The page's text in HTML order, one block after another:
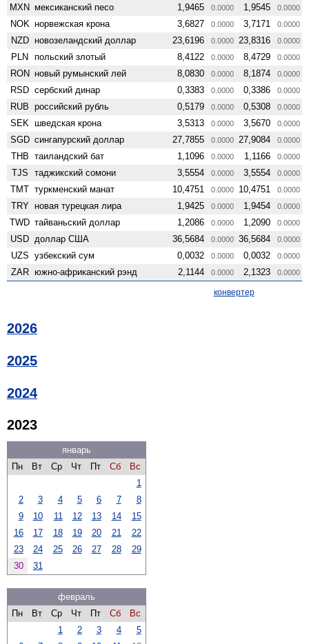
MXN мексиканский песо 1,9465 0.0000 1,9545 0.0000
NOK норвежская крона 3,6827 0.0000 3,7171 0.0000
NZD ново­зеландский доллар 23,6196 0.0000 23,8316 0.0000
PLN польский злотый 8,4122 0.0000 8,4729 0.0000
RON новый румынский лей 8,0830 0.0000 8,1874 0.0000
RSD сербский динар 0,3383 0.0000 0,3386 0.0000
RUB российский рубль 0,5179 0.0000 0,5308 0.0000
SEK шведская крона 3,5313 0.0000 3,5670 0.0000
SGD сингапурский доллар 27,7855 0.0000 27,9084 0.0000
THB таиландский бат 1,1096 0.0000 1,1166 0.0000
TJS таджикский сомони 3,5554 0.0000 3,5554 0.0000
TMT туркменский манат 10,4751 0.0000 10,4751 0.0000
TRY новая турецкая лира 1,9425 0.0000 1,9454 0.0000
TWD тайваньский доллар 1,2086 0.0000 1,2090 0.0000
USD доллар США 36,5684 0.0000 36,5684 0.0000
UZS узбекский сум 0,0032 0.0000 0,0032 0.0000
ZAR южно-африканский рэнд 2,1144 0.0000 2,1323 0.0000
конвертер
2026
2025
2024
2023
январь
Пн
Вт Ср Чт Пт Сб
Вс
1
2
3 4 5 6 7
8
9
10 11 12 13 14
15
16
17 18 19 20 21
22
23
24 25 26 27 28
29
30
31
февраль
Пн
Вт Ср Чт Пт Сб
Вс
1
2 3 4
5